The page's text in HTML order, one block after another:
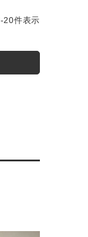
-20件表示